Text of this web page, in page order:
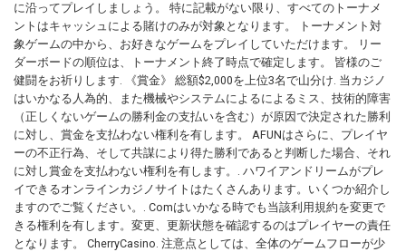
に沿ってプレイしましょう。 特に記載がない限り、すべてのトーナメ
ントはキャッシュによる賭けのみが対象となります。 トーナメント対
象ゲームの中から、お好きなゲームをプレイしていただけます。 リー
ダーボードの順位は、トーナメント終了時点で確定します。 皆様のご
健闘をお祈りします. 《賞金》 総額$2,000を上位3名で山分け. 当カジノ
はいかなる人為的、また機械やシステムによるによるミス、技術的障害
（正しくないゲームの勝利金の支払いを含む）が原因で決定された勝利
に対し、賞金を支払わない権利を有します。 AFUNはさらに、プレイヤ
ーの不正行為、そして共謀により得た勝利であると判断した場合、それ
に対し賞金を支払わない権利を有します。. ハワイアンドリームがプレ
イできるオンラインカジノサイトはたくさんあります。いくつか紹介し
ますのでご覧ください。. Comはいかなる時でも当該利用規約を変更で
きる権利を有します。変更、更新状態を確認するのはプレイヤーの責任
となります。 CherryCasino. 注意点としては、全体のゲームフローが少